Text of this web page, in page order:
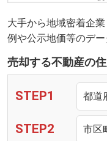
大手から地域密着企
例や公示地価等のデ
売却する不動産の
STEP1
STEP2